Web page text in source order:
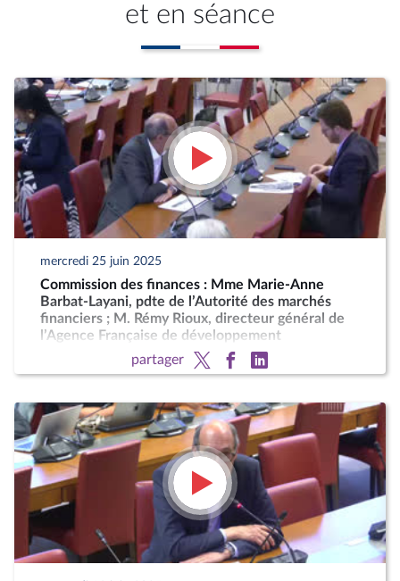
et en séance
mercredi 25 juin 2025
Commission des finances : Mme Marie-Anne
Barbat-Layani, pdte de l’Autorité des marchés
financiers ; M. Rémy Rioux, directeur général de
l’Agence Française de développement
partager